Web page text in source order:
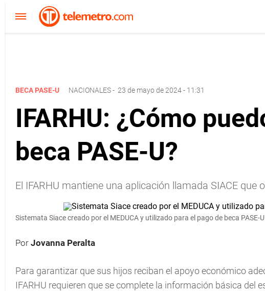
BECA PASE-U NACIONALES- 23 de mayo de 2024 - 11:31
IFARHU: ¿Cómo
beca PASE-U?
El IFARHU mantiene una aplicación llamada SIACE
Sistemata Siace creado por el MEDUCA y utilizado para el pago de beca PASE-U
Por Jovanna Peralta
Para garantizar que sus hijos reciban el apoyo económico
IFARHU requieren que se complete la información básica del